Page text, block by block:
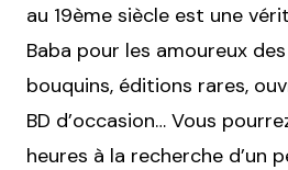
au 19ème siècle est une
Baba pour les amoureux
bouquins, éditions rares,
BD d’occasion… Vous
heures à la recherche d’un